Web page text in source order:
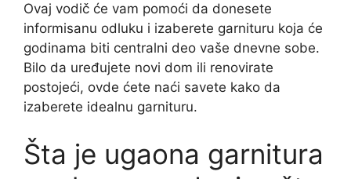
Ovaj vodič će vam pomoći da donesete
informisanu odluku i izaberete garnituru koja će
godinama biti centralni deo vaše dnevne sobe.
Bilo da uređujete novi dom ili renovirate
postojeći, ovde ćete naći savete kako da
izaberete idealnu garnituru.
Šta je ugaona garnitura